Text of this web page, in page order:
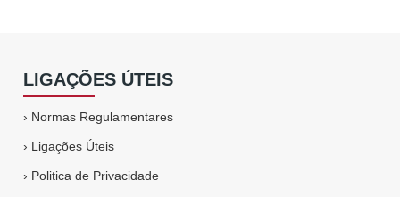
LIGAÇÕES ÚTEIS
› Normas Regulamentares
› Ligações Úteis
› Politica de Privacidade